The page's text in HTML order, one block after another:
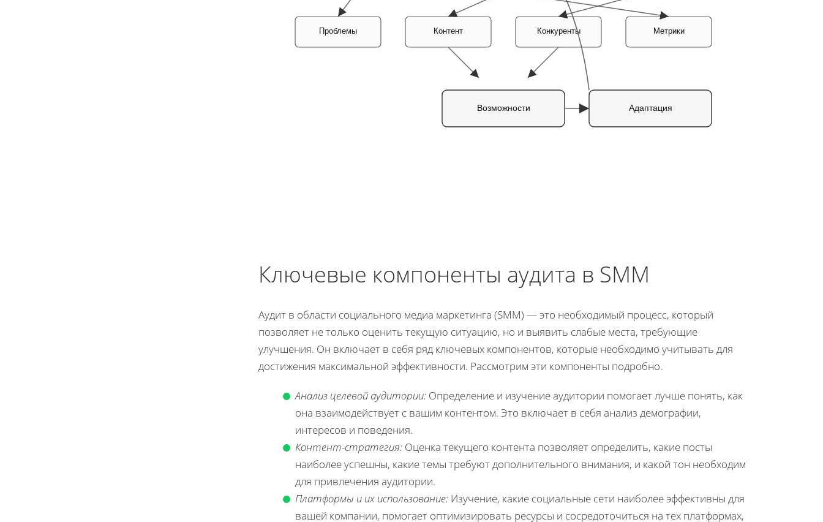
Проблемы Контент Конкуренты Метрики
Возможности Адаптация
Ключевые компоненты аудита в SMM
Аудит в области социального медиа маркетинга (SMM) — это необходимый процесс, который
позволяет не только оценить текущую ситуацию, но и выявить слабые места, требующие
улучшения. Он включает в себя ряд ключевых компонентов, которые необходимо учитывать для
достижения максимальной эффективности. Рассмотрим эти компоненты подробно.
Анализ целевой аудитории: Определение и изучение аудитории помогает лучше понять, как
она взаимодействует с вашим контентом. Это включает в себя анализ демографии,
интересов и поведения.
Контент-стратегия: Оценка текущего контента позволяет определить, какие посты
наиболее успешны, какие темы требуют дополнительного внимания, и какой тон необходим
для привлечения аудитории.
Платформы и их использование: Изучение, какие социальные сети наиболее эффективны для
вашей компании, помогает оптимизировать ресурсы и сосредоточиться на тех платформах,